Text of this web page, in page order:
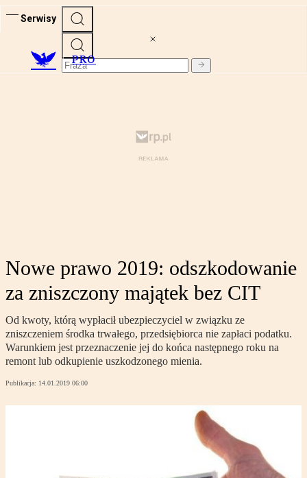
Serwisy
PRO
Nowe prawo 2019: odszkodowanie
za zniszczony majątek bez CIT
Od kwoty, którą wypłacił ubezpieczyciel w związku ze
zniszczeniem środka trwałego, przedsiębiorca nie zapłaci podatku.
Warunkiem jest przeznaczenie jej do końca następnego roku na
remont lub odkupienie uszkodzonego mienia.
Publikacja: 14.01.2019 06:00